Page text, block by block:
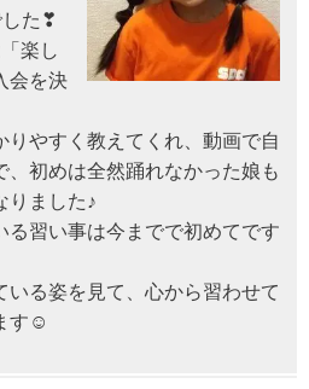
した❣
楽し
会を決
りやすく教えてくれ、動画で自
、初めは全然踊れなかった娘も
りました♪
る習い事は今までで初めてです
いる姿を見て、心から習わせて
す☺